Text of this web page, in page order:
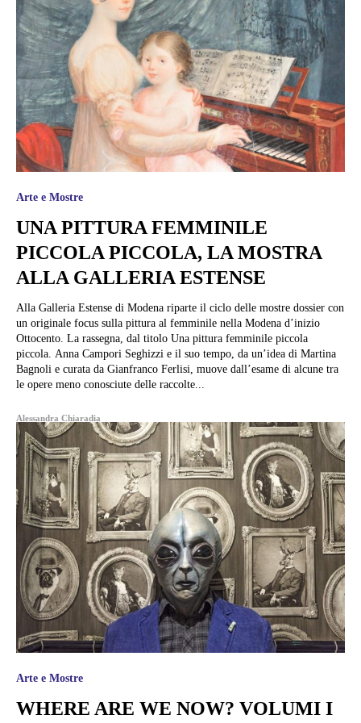
Arte e Mostre
UNA PITTURA FEMMINILE
PICCOLA PICCOLA, LA MOSTRA
ALLA GALLERIA ESTENSE
Alla Galleria Estense di Modena riparte il ciclo delle mostre dossier con
un originale focus sulla pittura al femminile nella Modena d’inizio
Ottocento. La rassegna, dal titolo Una pittura femminile piccola
piccola. Anna Campori Seghizzi e il suo tempo, da un’idea di Martina
Bagnoli e curata da Gianfranco Ferlisi, muove dall’esame di alcune tra
le opere meno conosciute delle raccolte...
Alessandra Chiaradia
Arte e Mostre
WHERE ARE WE NOW? VOLUMI I